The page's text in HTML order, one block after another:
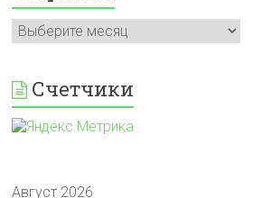
Архивы
Счетчики
Август 2026